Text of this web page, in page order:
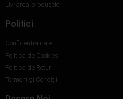
Livrarea produselor
Politici
Confidențialitate
Politica de Cookies
Politica de Retur
Termeni și Condiții